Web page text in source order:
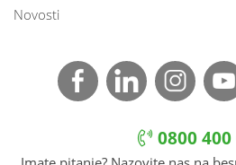
Novosti
0800 400